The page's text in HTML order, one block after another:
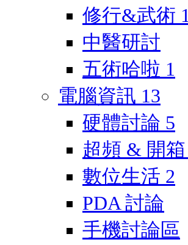
修行&武術 1
中醫研討
五術哈啦 1
電腦資訊 13
硬體討論 5
超頻 & 開箱
數位生活 2
PDA 討論
手機討論區